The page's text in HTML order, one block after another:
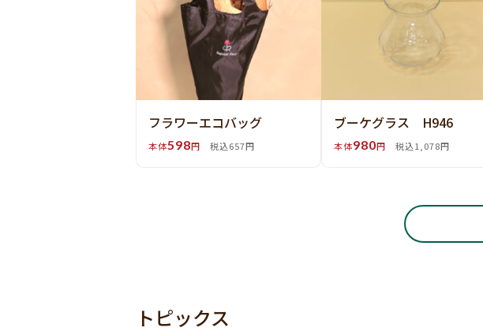
フラワーエコバッグ
本体598円 税込657円
ブーケグラス H946
本体980円 税込1,078円
トピックス